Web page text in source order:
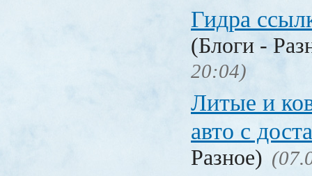
Гидра
(Блоги -
20:04)
Литые и
авто с
Разное)